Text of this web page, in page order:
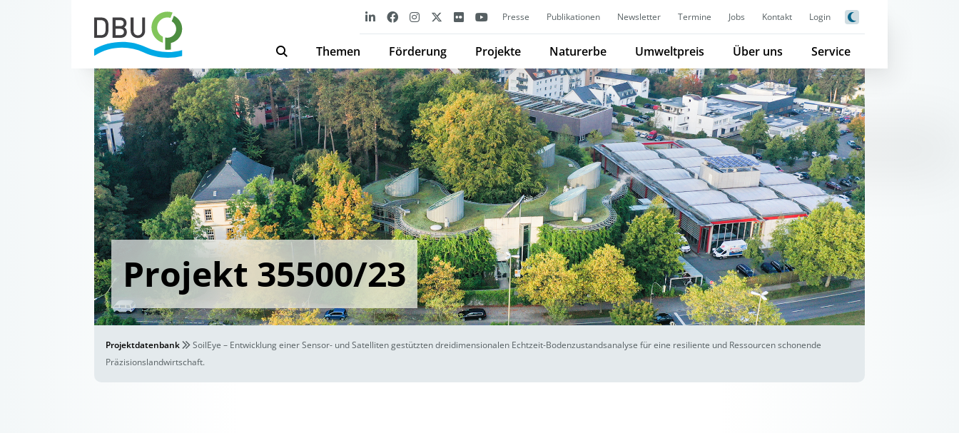
Presse Publikationen Newsletter Termine Jobs Kontakt Login
Themen Förderung Projekte Naturerbe Umweltpreis Über uns Service
Projekt 35500/23
Projektdatenbank
SoilEye – Entwicklung einer Sensor- und Satelliten gestützten dreidimensionalen Echtzeit-Bodenzustandsanalyse für eine resiliente und Ressourcen schonende
Präzisionslandwirtschaft.